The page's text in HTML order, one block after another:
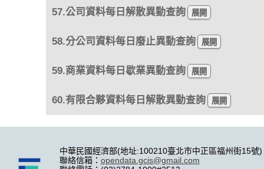
57.公司資料每日解散異動查詢
58.分公司資料每日廢止異動查詢
59.商業資料每日歇業異動查詢
60.有限合夥資料每日解散異動查詢
中華民國經濟部(地址:100210臺北市中正區福州街15號)
聯絡信箱： opendata.gcis@gmail.com